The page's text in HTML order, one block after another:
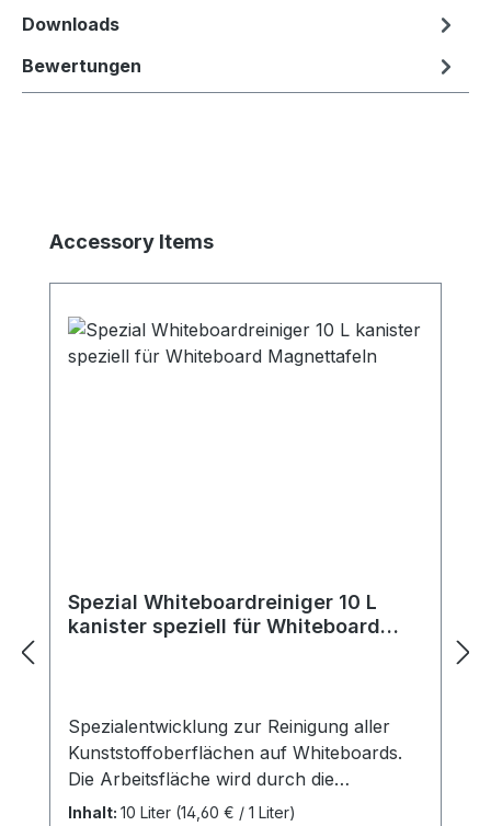
Downloads
Bewertungen
Produktgalerie überspringen
Accessory Items
Spezial Whiteboardreiniger 10 L
kanister speziell für Whiteboard
Spezialentwicklung zur Reinigung aller
Kunststoffoberflächen auf Whiteboards.
Die Arbeitsfläche wird durch die
Verwendung nicht geschädigt. Sogar
Inhalt: 10 Liter (14,60 € / 1 Liter)